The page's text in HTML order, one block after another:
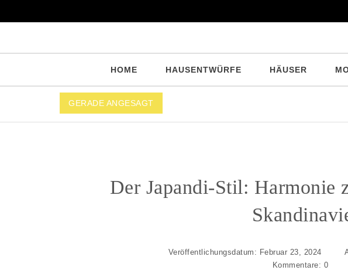
HOME HAUSENTWÜRFE HÄUSER
GERADE ANGESAGT
Der Japandi-Stil: Harmonie
Veröffentlichungsdatum: Februar 23, 2024
Kommentare: 0